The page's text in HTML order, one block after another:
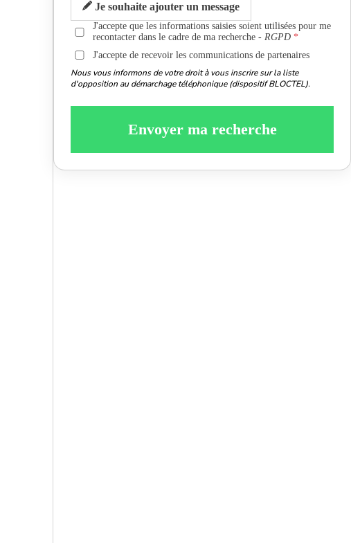
Je souhaite ajouter un message
J'accepte que les informations saisies soient utilisées pour me
recontacter dans le cadre de ma recherche -RGPD
J'accepte de recevoir les communications de partenaires
Nous vous informons de votre droit à vous inscrire sur la liste
d'opposition au démarchage téléphonique (dispositif BLOCTEL).
Envoyer ma recherche